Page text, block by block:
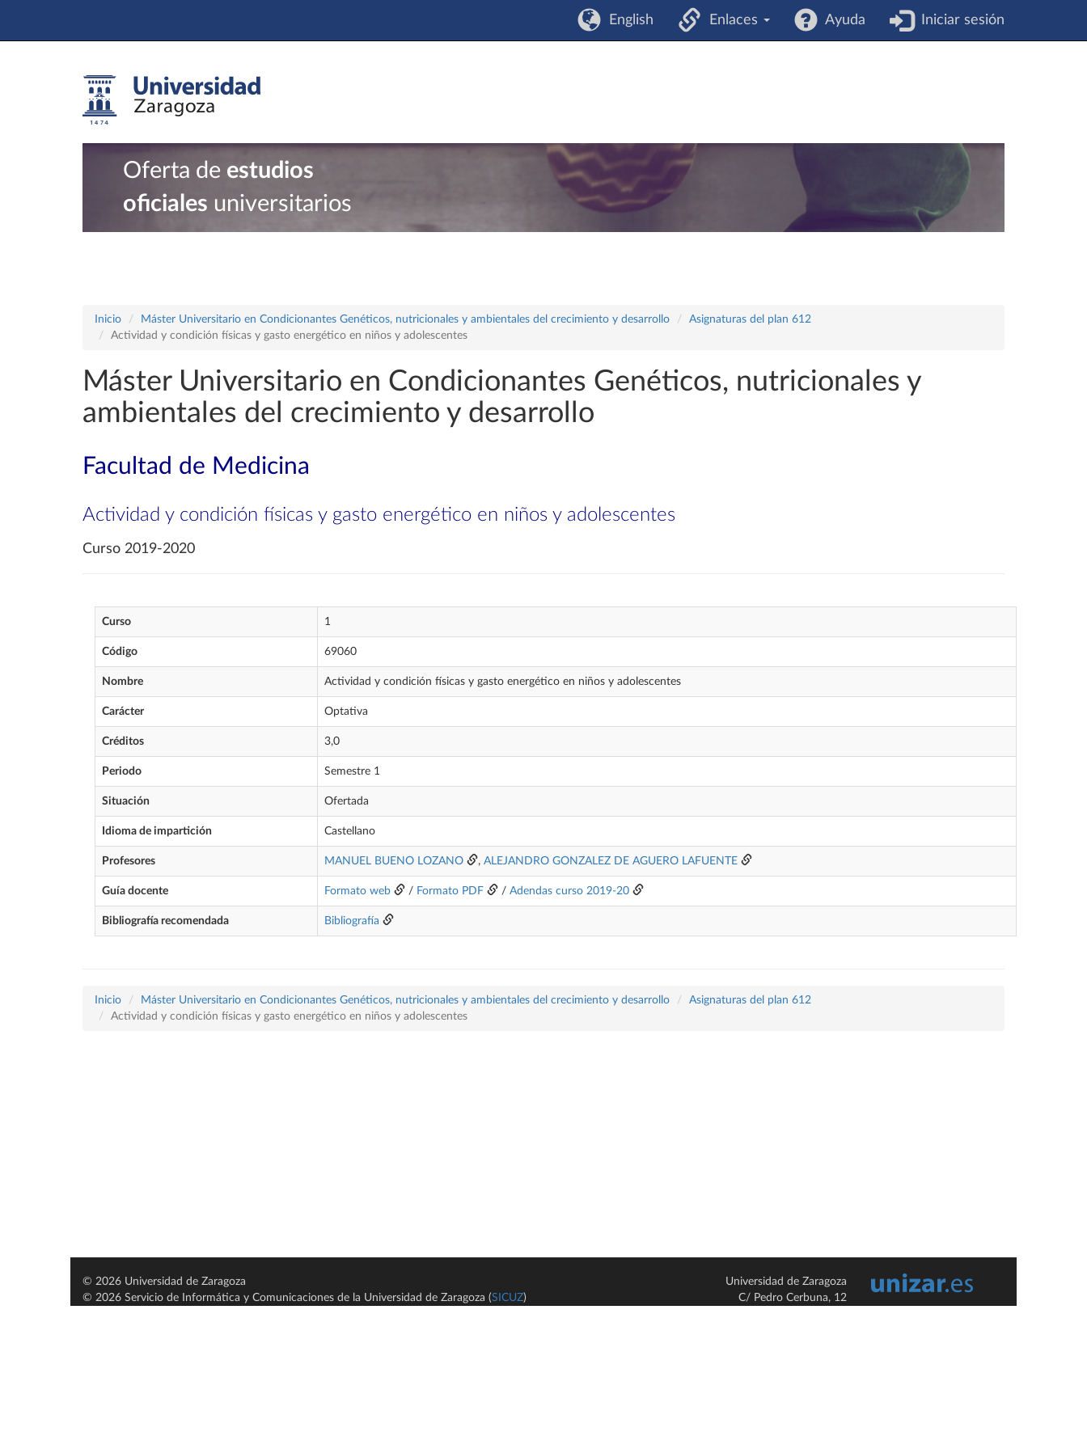
English Enlaces Ayuda Iniciar sesión
Oferta de estudios
oficiales universitarios
Inicio Máster Universitario en Condicionantes Genéticos, nutricionales y ambientales del crecimiento y desarrollo
Asignaturas del plan 612
Actividad y condición físicas y gasto energético en niños y adolescentes
Máster Universitario en Condicionantes Genéticos, nutricionales y
ambientales del crecimiento y desarrollo
Facultad de Medicina
Actividad y condición físicas y gasto energético en niños y adolescentes
Curso 2019-2020
Curso 1
Código 69060
Nombre Actividad y condición físicas y gasto energético en niños y adolescentes
Carácter Optativa
Créditos 3,0
Periodo Semestre 1
Situación Ofertada
Idioma de impartición Castellano
Profesores MANUEL BUENO LOZANO , ALEJANDRO GONZALEZ DE AGUERO LAFUENTE
Guía docente Formato web / Formato PDF / Adendas curso 2019-20
Bibliografía recomendada Bibliografía
Inicio Máster Universitario en Condicionantes Genéticos, nutricionales y ambientales del crecimiento y desarrollo
Asignaturas del plan 612
Actividad y condición físicas y gasto energético en niños y adolescentes
© 2026 Universidad de Zaragoza
© 2026 Servicio de Informática y Comunicaciones de la Universidad de Zaragoza (SICUZ)
Universidad de Zaragoza
C/ Pedro Cerbuna, 12